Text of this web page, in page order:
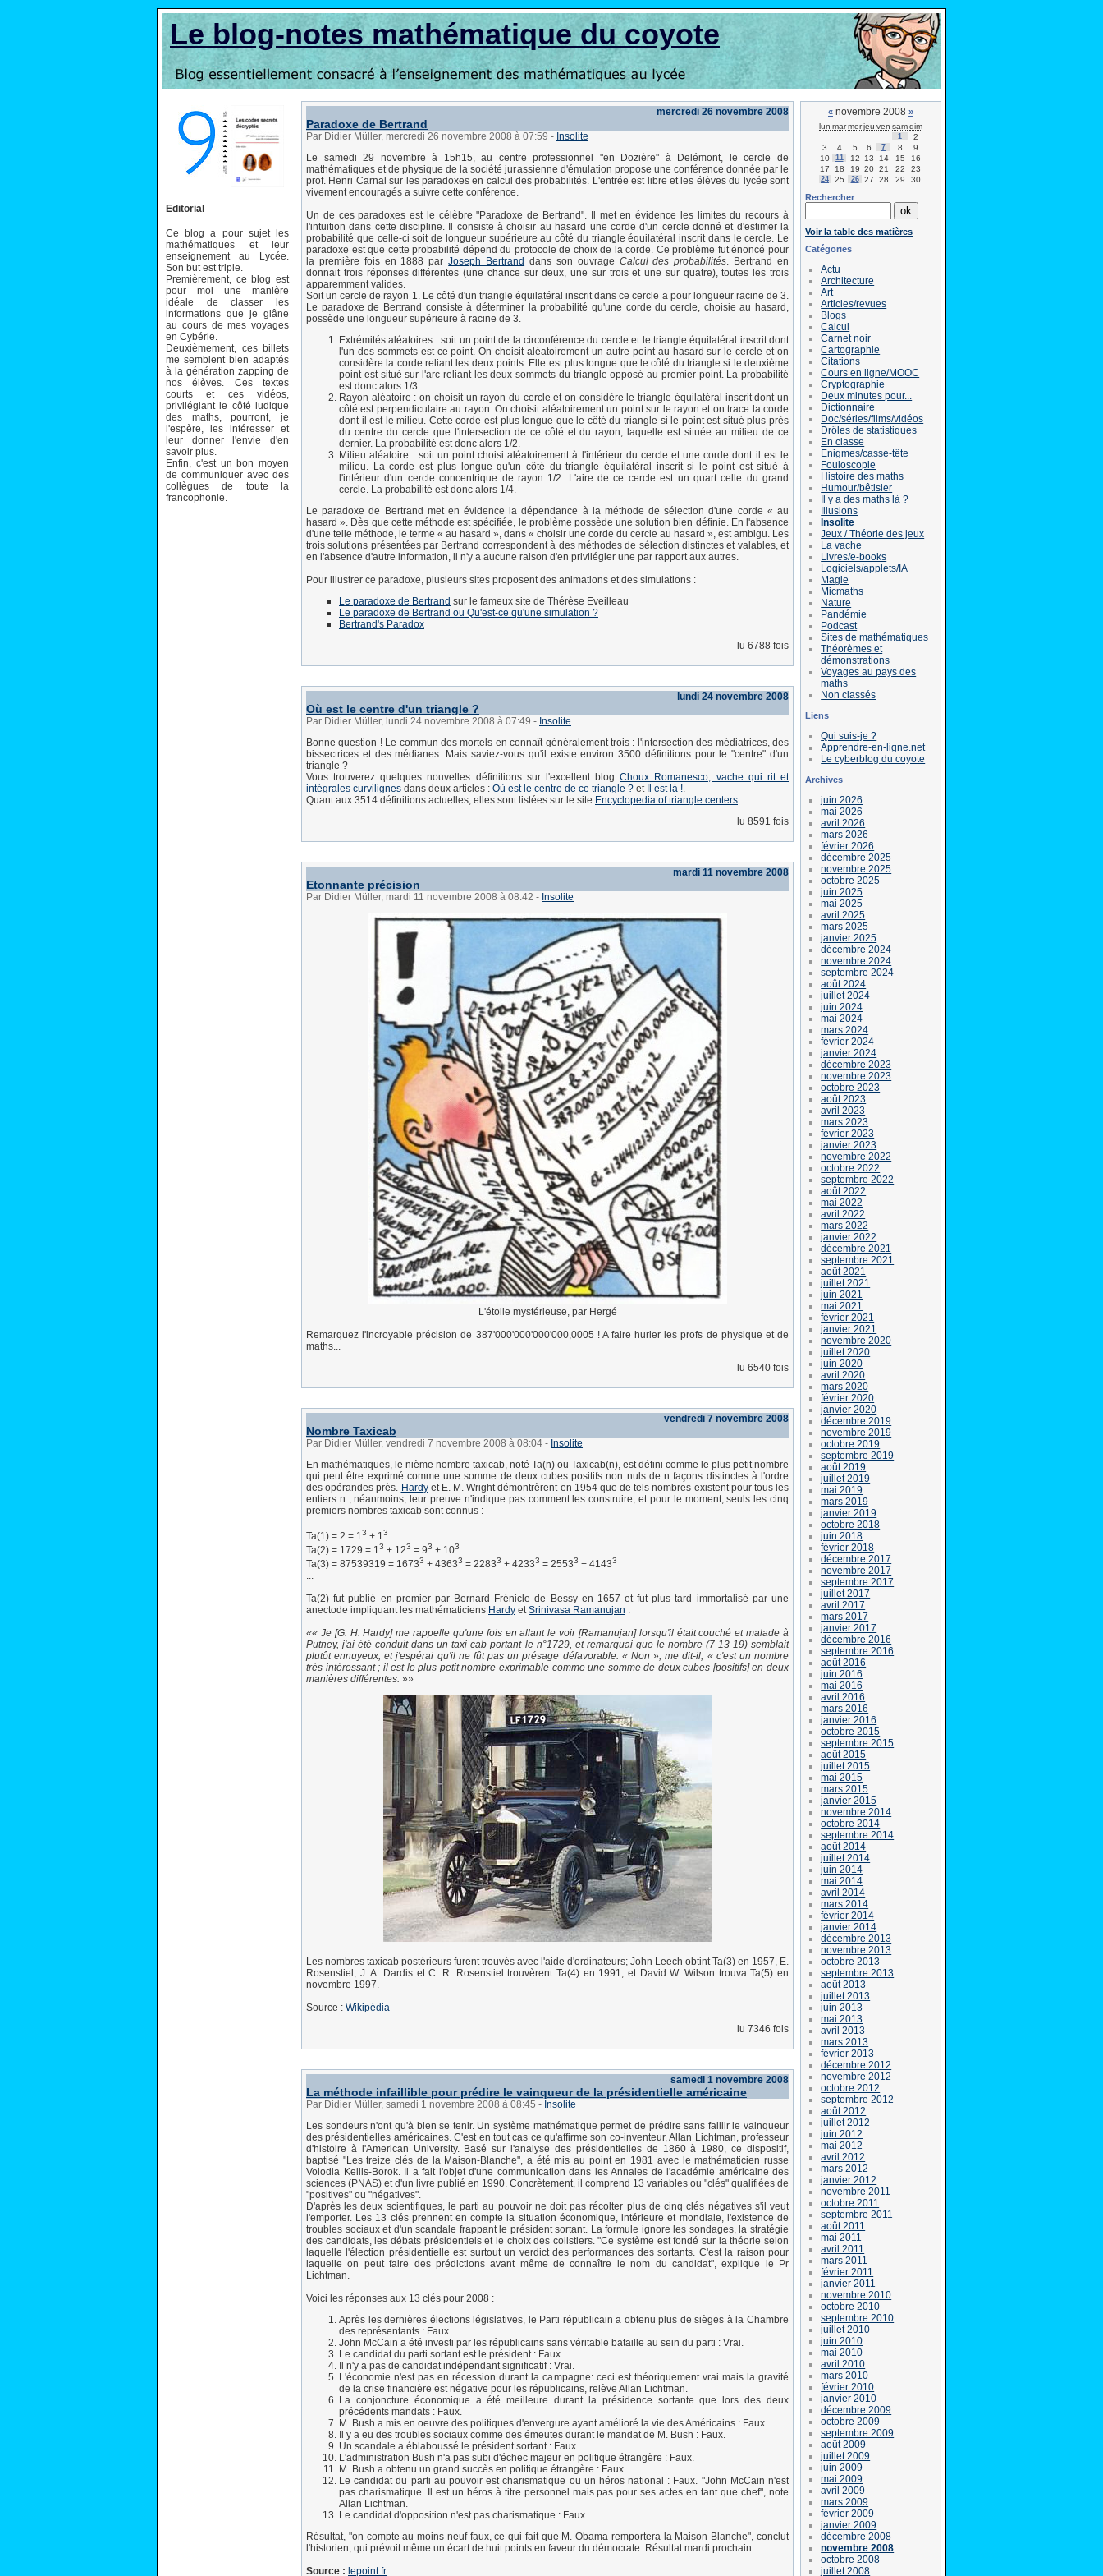
Le blog-notes mathématique du coyote
Editorial
Ce blog a pour sujet les
mathématiques et leur
enseignement au Lycée.
Son but est triple.
Premièrement, ce blog est
pour moi une manière
idéale de classer les
informations que je glâne
au cours de mes voyages
en Cybérie.
Deuxièmement, ces billets
me semblent bien adaptés
à la génération zapping de
nos élèves. Ces textes
courts et ces vidéos,
privilégiant le côté ludique
des maths, pourront, je
l'espère, les intéresser et
leur donner l'envie d'en
savoir plus.
Enfin, c'est un bon moyen
de communiquer avec des
collègues de toute la
francophonie.
mercredi 26 novembre 2008
Paradoxe de Bertrand
Par Didier Müller, mercredi 26 novembre 2008 à 07:59 - Insolite
Le samedi 29 novembre à 15h15, au centre professionnel "en Dozière" à Delémont, le cercle de
mathématiques et de physique de la société jurassienne d'émulation propose une conférence donnée par le
prof. Henri Carnal sur les paradoxes en calcul des probabilités. L'entrée est libre et les élèves du lycée sont
vivement encouragés a suivre cette conférence.
Un de ces paradoxes est le célèbre "Paradoxe de Bertrand". Il met en évidence les limites du recours à
l'intuition dans cette discipline. Il consiste à choisir au hasard une corde d'un cercle donné et d'estimer la
probabilité que celle-ci soit de longueur supérieure au côté du triangle équilatéral inscrit dans le cercle. Le
paradoxe est que cette probabilité dépend du protocole de choix de la corde. Ce problème fut énoncé pour
la première fois en 1888 parJoseph Bertrand dans son ouvrage Calcul des probabilités. Bertrand en
donnait trois réponses différentes (une chance sur deux, une sur trois et une sur quatre), toutes les trois
apparemment valides.
Soit un cercle de rayon 1. Le côté d'un triangle équilatéral inscrit dans ce cercle a pour longueur racine de 3.
Le paradoxe de Bertrand consiste à déterminer la probabilité qu'une corde du cercle, choisie au hasard,
possède une longueur supérieure à racine de 3.
Extrémités aléatoires : soit un point de la circonférence du cercle et le triangle équilatéral inscrit dont
l'un des sommets est ce point. On choisit aléatoirement un autre point au hasard sur le cercle et on
considère la corde reliant les deux points. Elle est plus longue que le côté du triangle si le deuxième
point est situé sur l'arc reliant les deux sommets du triangle opposé au premier point. La probabilité
est donc alors 1/3.
Rayon aléatoire : on choisit un rayon du cercle et on considère le triangle équilatéral inscrit dont un
côté est perpendiculaire au rayon. On choisit aléatoirement un point sur le rayon et on trace la corde
dont il est le milieu. Cette corde est plus longue que le côté du triangle si le point est situé plus près
du centre du cercle que l'intersection de ce côté et du rayon, laquelle est située au milieu de ce
dernier. La probabilité est donc alors 1/2.
Milieu aléatoire : soit un point choisi aléatoirement à l'intérieur du cercle et une corde dont il est le
milieu. La corde est plus longue qu'un côté du triangle équilatéral inscrit si le point est situé à
l'intérieur d'un cercle concentrique de rayon 1/2. L'aire de ce cercle est un quart celle du grand
cercle. La probabilité est donc alors 1/4.
Le paradoxe de Bertrand met en évidence la dépendance à la méthode de sélection d'une corde « au
hasard ». Dès que cette méthode est spécifiée, le problème possède une solution bien définie. En l'absence
d'une telle méthode, le terme « au hasard », dans « choisir une corde du cercle au hasard », est ambigu. Les
trois solutions présentées par Bertrand correspondent à des méthodes de sélection distinctes et valables, et
en l'absence d'autre information, il n'y a aucune raison d'en privilégier une par rapport aux autres.
Pour illustrer ce paradoxe, plusieurs sites proposent des animations et des simulations :
Le paradoxe de Bertrand sur le fameux site de Thérèse Eveilleau
Le paradoxe de Bertrand ou Qu'est-ce qu'une simulation ?
Bertrand's Paradox
lu 6788 fois
lundi 24 novembre 2008
Où est le centre d'un triangle ?
Par Didier Müller, lundi 24 novembre 2008 à 07:49 - Insolite
Bonne question ! Le commun des mortels en connaît généralement trois : l'intersection des médiatrices, des
bissectrices et des médianes. Mais saviez-vous qu'il existe environ 3500 définitions pour le "centre" d'un
triangle ?
Vous trouverez quelques nouvelles définitions sur l'excellent blogChoux Romanesco, vache qui rit et
intégrales curvilignes dans deux articles : Où est le centre de ce triangle ? et Il est là !.
Quant aux 3514 définitions actuelles, elles sont listées sur le site Encyclopedia of triangle centers.
lu 8591 fois
mardi 11 novembre 2008
Etonnante précision
Par Didier Müller, mardi 11 novembre 2008 à 08:42 - Insolite
L'étoile mystérieuse, par Hergé
Remarquez l'incroyable précision de 387'000'000'000'000,0005 ! A faire hurler les profs de physique et de
maths...
lu 6540 fois
vendredi 7 novembre 2008
Nombre Taxicab
Par Didier Müller, vendredi 7 novembre 2008 à 08:04 - Insolite
En mathématiques, le nième nombre taxicab, noté Ta(n) ou Taxicab(n), est défini comme le plus petit nombre
qui peut être exprimé comme une somme de deux cubes positifs non nuls de n façons distinctes à l'ordre
des opérandes près. Hardyet E. M. Wright démontrèrent en 1954 que de tels nombres existent pour tous les
entiers n ; néanmoins, leur preuve n'indique pas comment les construire, et pour le moment, seuls les cinq
premiers nombres taxicab sont connus :
Ta(1) = 2 = 13 + 13
Ta(2) = 1729 = 13 + 123 = 93 + 103
Ta(3) = 87539319 = 16733 + 43633 = 22833 + 42333 = 25533 + 41433
...
Ta(2) fut publié en premier par Bernard Frénicle de Bessy en 1657 et fut plus tard immortalisé par une
anectode impliquant les mathématiciens Hardy etSrinivasa Ramanujan :
« Je [G. H. Hardy] me rappelle qu'une fois en allant le voir [Ramanujan] lorsqu'il était couché et malade à
Putney, j'ai été conduit dans un taxi-cab portant le n°1729, et remarquai que le nombre (7·13·19) semblait
plutôt ennuyeux, et j'espérai qu'il ne fût pas un présage défavorable. « Non », me dit-il, « c'est un nombre
très intéressant ; il est le plus petit nombre exprimable comme une somme de deux cubes [positifs] en deux
manières différentes. »
Les nombres taxicab postérieurs furent trouvés avec l'aide d'ordinateurs; John Leech obtint Ta(3) en 1957, E.
Rosenstiel, J. A. Dardis et C. R. Rosenstiel trouvèrent Ta(4) en 1991, et David W. Wilson trouva Ta(5) en
novembre 1997.
Source : Wikipédia
lu 7346 fois
samedi 1 novembre 2008
La méthode infaillible pour prédire le vainqueur de la présidentielle américaine
Par Didier Müller, samedi 1 novembre 2008 à 08:45 - Insolite
Les sondeurs n'ont qu'à bien se tenir. Un système mathématique permet de prédire sans faillir le vainqueur
des présidentielles américaines. C'est en tout cas ce qu'affirme son co-inventeur, Allan Lichtman, professeur
d'histoire à l'American University. Basé sur l'analyse des présidentielles de 1860 à 1980, ce dispositif,
baptisé "Les treize clés de la Maison-Blanche", a été mis au point en 1981 avec le mathématicien russe
Volodia Keilis-Borok. Il a fait l'objet d'une communication dans les Annales de l'académie américaine des
sciences (PNAS) et d'un livre publié en 1990. Concrètement, il comprend 13 variables ou "clés" qualifiées de
"positives" ou "négatives".
D'après les deux scientifiques, le parti au pouvoir ne doit pas récolter plus de cinq clés négatives s'il veut
l'emporter. Les 13 clés prennent en compte la situation économique, intérieure et mondiale, l'existence de
troubles sociaux et d'un scandale frappant le président sortant. La formule ignore les sondages, la stratégie
des candidats, les débats présidentiels et le choix des colistiers. "Ce système est fondé sur la théorie selon
laquelle l'élection présidentielle est surtout un verdict des performances des sortants. C'est la raison pour
laquelle on peut faire des prédictions avant même de connaître le nom du candidat", explique le Pr
Lichtman.
Voici les réponses aux 13 clés pour 2008 :
Après les dernières élections législatives, le Parti républicain a obtenu plus de sièges à la Chambre
des représentants : Faux.
John McCain a été investi par les républicains sans véritable bataille au sein du parti : Vrai.
Le candidat du parti sortant est le président : Faux.
Il n'y a pas de candidat indépendant significatif : Vrai.
L'économie n'est pas en récession durant la campagne: ceci est théoriquement vrai mais la gravité
de la crise financière est négative pour les républicains, relève Allan Lichtman.
La conjoncture économique a été meilleure durant la présidence sortante que lors des deux
précédents mandats : Faux.
M. Bush a mis en oeuvre des politiques d'envergure ayant amélioré la vie des Américains : Faux.
Il y a eu des troubles sociaux comme des émeutes durant le mandat de M. Bush : Faux.
Un scandale a éblaboussé le président sortant : Faux.
L'administration Bush n'a pas subi d'échec majeur en politique étrangère : Faux.
M. Bush a obtenu un grand succès en politique étrangère : Faux.
Le candidat du parti au pouvoir est charismatique ou un héros national : Faux. "John McCain n'est
pas charismatique. Il est un héros à titre personnel mais pas pour ses actes en tant que chef", note
Allan Lichtman.
Le candidat d'opposition n'est pas charismatique : Faux.
Résultat, "on compte au moins neuf faux, ce qui fait que M. Obama remportera la Maison-Blanche", conclut
l'historien, qui prévoit même un écart de huit points en faveur du démocrate. Résultat mardi prochain.
Source : lepoint.fr
« novembre 2008 »
lun marmerjeu ven samdim
1
2
3
4 5 6 7 8
9
10
11 12 13 14 15
16
17
18 19 20 21 22 23
24 25 26 27 28 29 30
Rechercher
Voir la table des matières
Catégories
Actu
Architecture
Art
Articles/revues
Blogs
Calcul
Carnet noir
Cartographie
Citations
Cours en ligne/MOOC
Cryptographie
Deux minutes pour...
Dictionnaire
Doc/séries/films/vidéos
Drôles de statistiques
En classe
Enigmes/casse-tête
Fouloscopie
Histoire des maths
Humour/bêtisier
Il y a des maths là ?
Illusions
Insolite
Jeux / Théorie des jeux
La vache
Livres/e-books
Logiciels/applets/IA
Magie
Micmaths
Nature
Pandémie
Podcast
Sites de mathématiques
Théorèmes et
démonstrations
Voyages au pays des
maths
Non classés
Liens
Qui suis-je ?
Apprendre-en-ligne.net
Le cyberblog du coyote
Archives
juin 2026
mai 2026
avril 2026
mars 2026
février 2026
décembre 2025
novembre 2025
octobre 2025
juin 2025
mai 2025
avril 2025
mars 2025
janvier 2025
décembre 2024
novembre 2024
septembre 2024
août 2024
juillet 2024
juin 2024
mai 2024
mars 2024
février 2024
janvier 2024
décembre 2023
novembre 2023
octobre 2023
août 2023
avril 2023
mars 2023
février 2023
janvier 2023
novembre 2022
octobre 2022
septembre 2022
août 2022
mai 2022
avril 2022
mars 2022
janvier 2022
décembre 2021
septembre 2021
août 2021
juillet 2021
juin 2021
mai 2021
février 2021
janvier 2021
novembre 2020
juillet 2020
juin 2020
avril 2020
mars 2020
février 2020
janvier 2020
décembre 2019
novembre 2019
octobre 2019
septembre 2019
août 2019
juillet 2019
mai 2019
mars 2019
janvier 2019
octobre 2018
juin 2018
février 2018
décembre 2017
novembre 2017
septembre 2017
juillet 2017
avril 2017
mars 2017
janvier 2017
décembre 2016
septembre 2016
août 2016
juin 2016
mai 2016
avril 2016
mars 2016
janvier 2016
octobre 2015
septembre 2015
août 2015
juillet 2015
mai 2015
mars 2015
janvier 2015
novembre 2014
octobre 2014
septembre 2014
août 2014
juillet 2014
juin 2014
mai 2014
avril 2014
mars 2014
février 2014
janvier 2014
décembre 2013
novembre 2013
octobre 2013
septembre 2013
août 2013
juillet 2013
juin 2013
mai 2013
avril 2013
mars 2013
février 2013
décembre 2012
novembre 2012
octobre 2012
septembre 2012
août 2012
juillet 2012
juin 2012
mai 2012
avril 2012
mars 2012
janvier 2012
novembre 2011
octobre 2011
septembre 2011
août 2011
mai 2011
avril 2011
mars 2011
février 2011
janvier 2011
novembre 2010
octobre 2010
septembre 2010
juillet 2010
juin 2010
mai 2010
avril 2010
mars 2010
février 2010
janvier 2010
décembre 2009
octobre 2009
septembre 2009
août 2009
juillet 2009
juin 2009
mai 2009
avril 2009
mars 2009
février 2009
janvier 2009
décembre 2008
novembre 2008
octobre 2008
juillet 2008